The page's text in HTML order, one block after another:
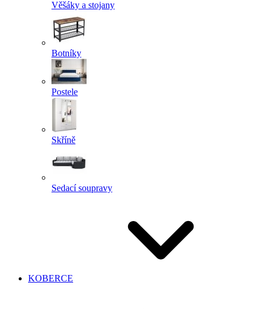
Věšáky a stojany
Botníky
Postele
Skříně
Sedací soupravy
KOBERCE